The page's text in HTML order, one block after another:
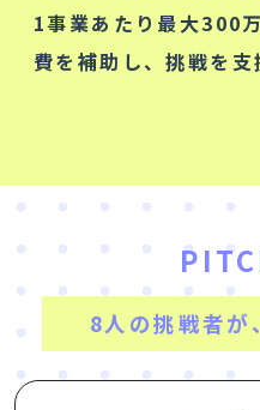
1事業あたり最大300
費を補助し、挑戦を支
8人の挑戦者が